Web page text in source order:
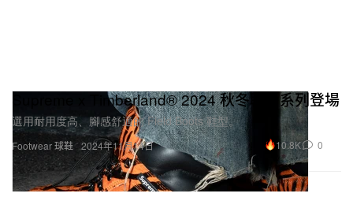
Footwear 球鞋
Supreme x Timberland® 2024 秋冬聯名系列登場
選用耐用度高、腳感舒適的 Field Boots 鞋型。
2024年11月14日 10.8K 0